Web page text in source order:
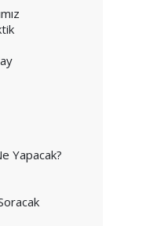
Yapacak?